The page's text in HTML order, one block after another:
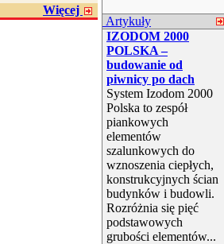
Więcej
Artykuły
IZODOM 2000
POLSKA –
budowanie od
piwnicy po dach
System Izodom 2000
Polska to zespół
piankowych
elementów
szalunkowych do
wznoszenia ciepłych,
konstrukcyjnych ścian
budynków i budowli.
Rozróżnia się pięć
podstawowych
grubości elementów...